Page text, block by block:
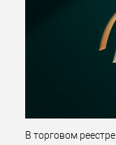
В торговом